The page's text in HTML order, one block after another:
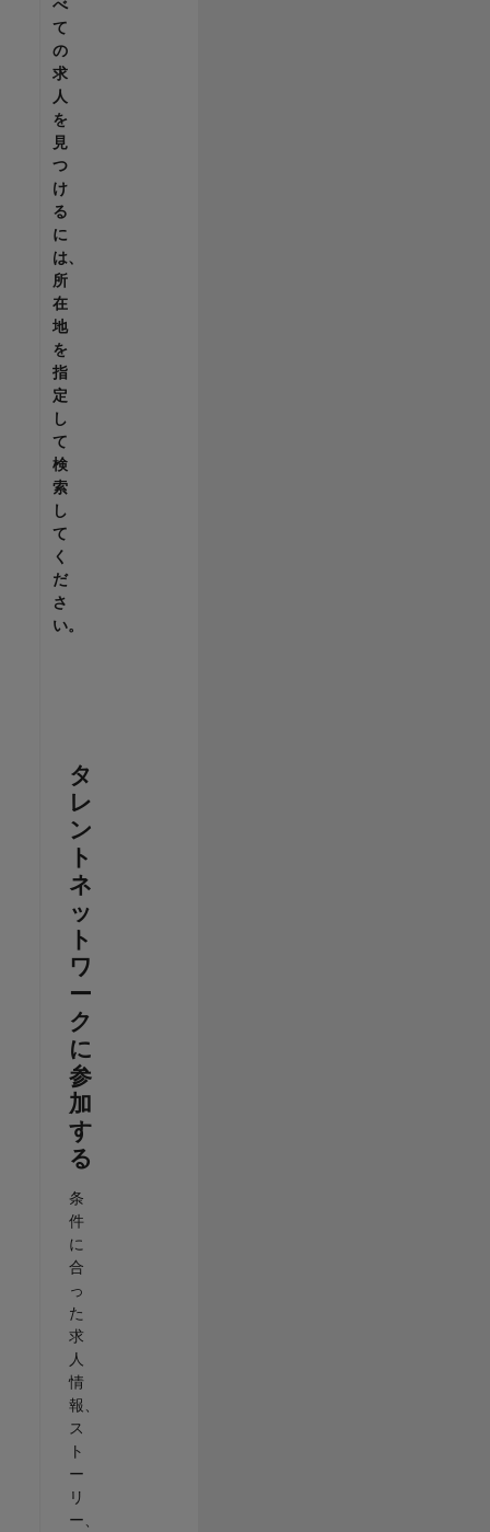
べ
て
の
求
人
を
見
つ
け
る
に
は、
所
在
地
を
指
定
し
て
検
索
し
て
く
だ
さ
い。
タ
レ
ン
ト
ネ
ッ
ト
ワ
ー
ク
に
参
加
す
る
条
件
に
合
っ
た
求
人
情
報、
ス
ト
ー
リ
ー、